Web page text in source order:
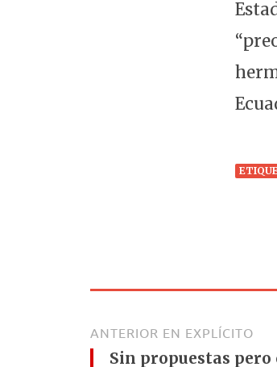
ANTERIOR EN EXPLÍCITO
Sin propuestas